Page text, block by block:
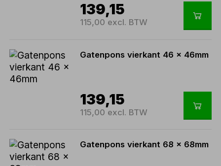
139,15
115,00 excl. BTW
Gatenpons vierkant 46 x 46mm
139,15
115,00 excl. BTW
Gatenpons vierkant 68 x 68mm